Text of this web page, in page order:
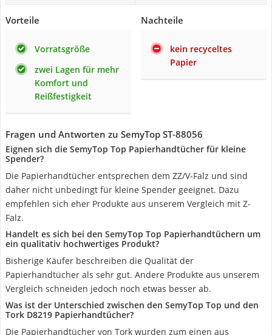
Vorteile
Vorratsgröße
zwei Lagen für mehr
Komfort und
Reißfestigkeit
Nachteile
kein recyceltes
Papier
Fragen und Antworten zu SemyTop ST-88056
Eignen sich die SemyTop Top Papierhandtücher für kleine
Spender?
Die Papierhandtücher entsprechen dem ZZ/V-Falz und sind
daher nicht unbedingt für kleine Spender geeignet. Dazu
empfehlen sich eher Produkte aus unserem Vergleich mit Z-
Falz.
Handelt es sich bei den SemyTop Top Papierhandtüchern um
ein qualitativ hochwertiges Produkt?
Bisherige Käufer beschreiben die Qualität der
Papierhandtücher als sehr gut. Andere Produkte aus unserem
Vergleich schneiden jedoch noch etwas besser ab.
Was ist der Unterschied zwischen den SemyTop Top und den
Tork D8219 Papierhandtücher?
Die Papierhandtücher von Tork wurden zum einen aus